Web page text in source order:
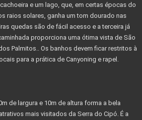
e um lago, que, em certas épocas do
raios solares, ganha um tom dourado nas
quedas são de fácil acesso e a terceira já
proporciona uma ótima vista de São
Palmitos.. Os banhos devem ficar restritos à
para a prática de Canyoning e rapel.
de largura e 10m de altura forma a bela
mais visitados da Serra do Cipó. É a